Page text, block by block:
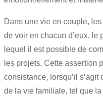
Dans une vie en couple,
de voir en chacun d’eux, le
lequel il est possible de
les projets. Cette assertion
consistance, lorsqu’il s’agit
de la vie familiale, tel que